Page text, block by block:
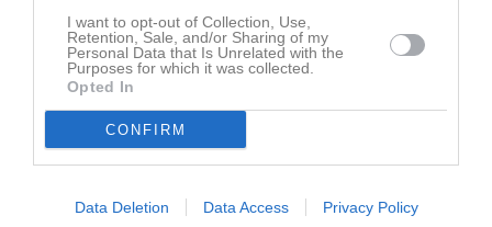
I want to opt-out of Collection, Use,
Retention, Sale, and/or Sharing of my
Personal Data that Is Unrelated with the
Purposes for which it was collected.
Opted In
CONFIRM
Data Deletion Data Access Privacy Policy
Inga kommande aktiviteter